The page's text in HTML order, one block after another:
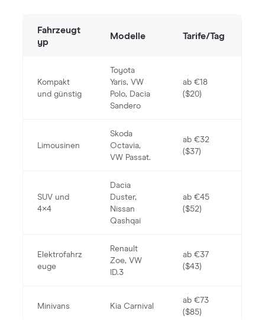
Fahrzeugt
yp
Modelle Tarife/Tag
Kompakt
und günstig
Toyota
Yaris, VW
Polo, Dacia
Sandero
ab €18
($20)
Limousinen
Skoda
Octavia,
VW Passat.
ab €32
($37)
SUV und
4×4
Dacia
Duster,
Nissan
Qashqai
ab €45
($52)
Elektrofahrz
euge
Renault
Zoe, VW
ID.3
ab €37
($43)
Minivans Kia Carnival
ab €73
($85)